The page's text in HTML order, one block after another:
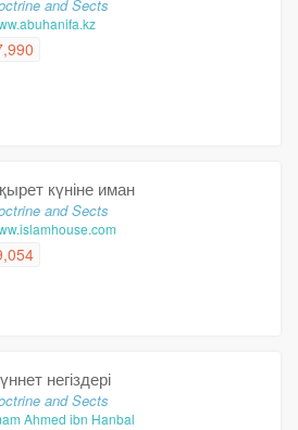
and Sects
күніне иман
and Sects
негіздері
and Sects
Ahmed ibn Hanbal